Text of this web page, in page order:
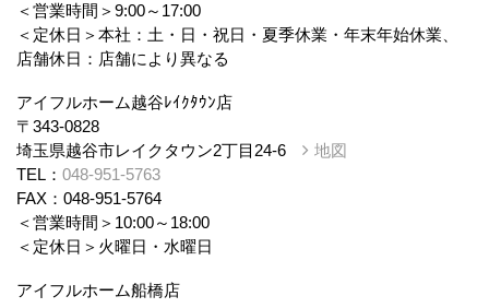
＜営業時間＞9:00～17:00
＜定休日＞本社：土・日・祝日・夏季休業・年末年始休業、
店舗休日：店舗により異なる
アイフルホーム越谷ﾚｲｸﾀｳﾝ店
〒343-0828
埼玉県越谷市レイクタウン2丁目24-6
地図
TEL： 048-951-5763
FAX：048-951-5764
＜営業時間＞10:00～18:00
＜定休日＞火曜日・水曜日
アイフルホーム船橋店